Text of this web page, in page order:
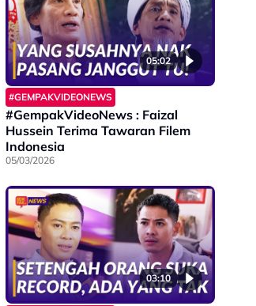
05:02
#GEMPAKVIDEONEWS
#GempakVideoNews : Faizal
Hussein Terima Tawaran Filem
Indonesia
05/03/2026
03:10